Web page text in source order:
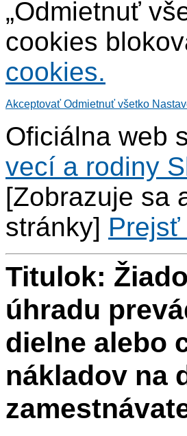
„Odmietnuť
cookies
cookies.
Akceptovať Odmietnuť všetko
Oficiálna web
vecí a rodiny
[Zobrazuje sa
stránky] Prejsť
Titulok:
úhradu
dielne alebo
nákladov na